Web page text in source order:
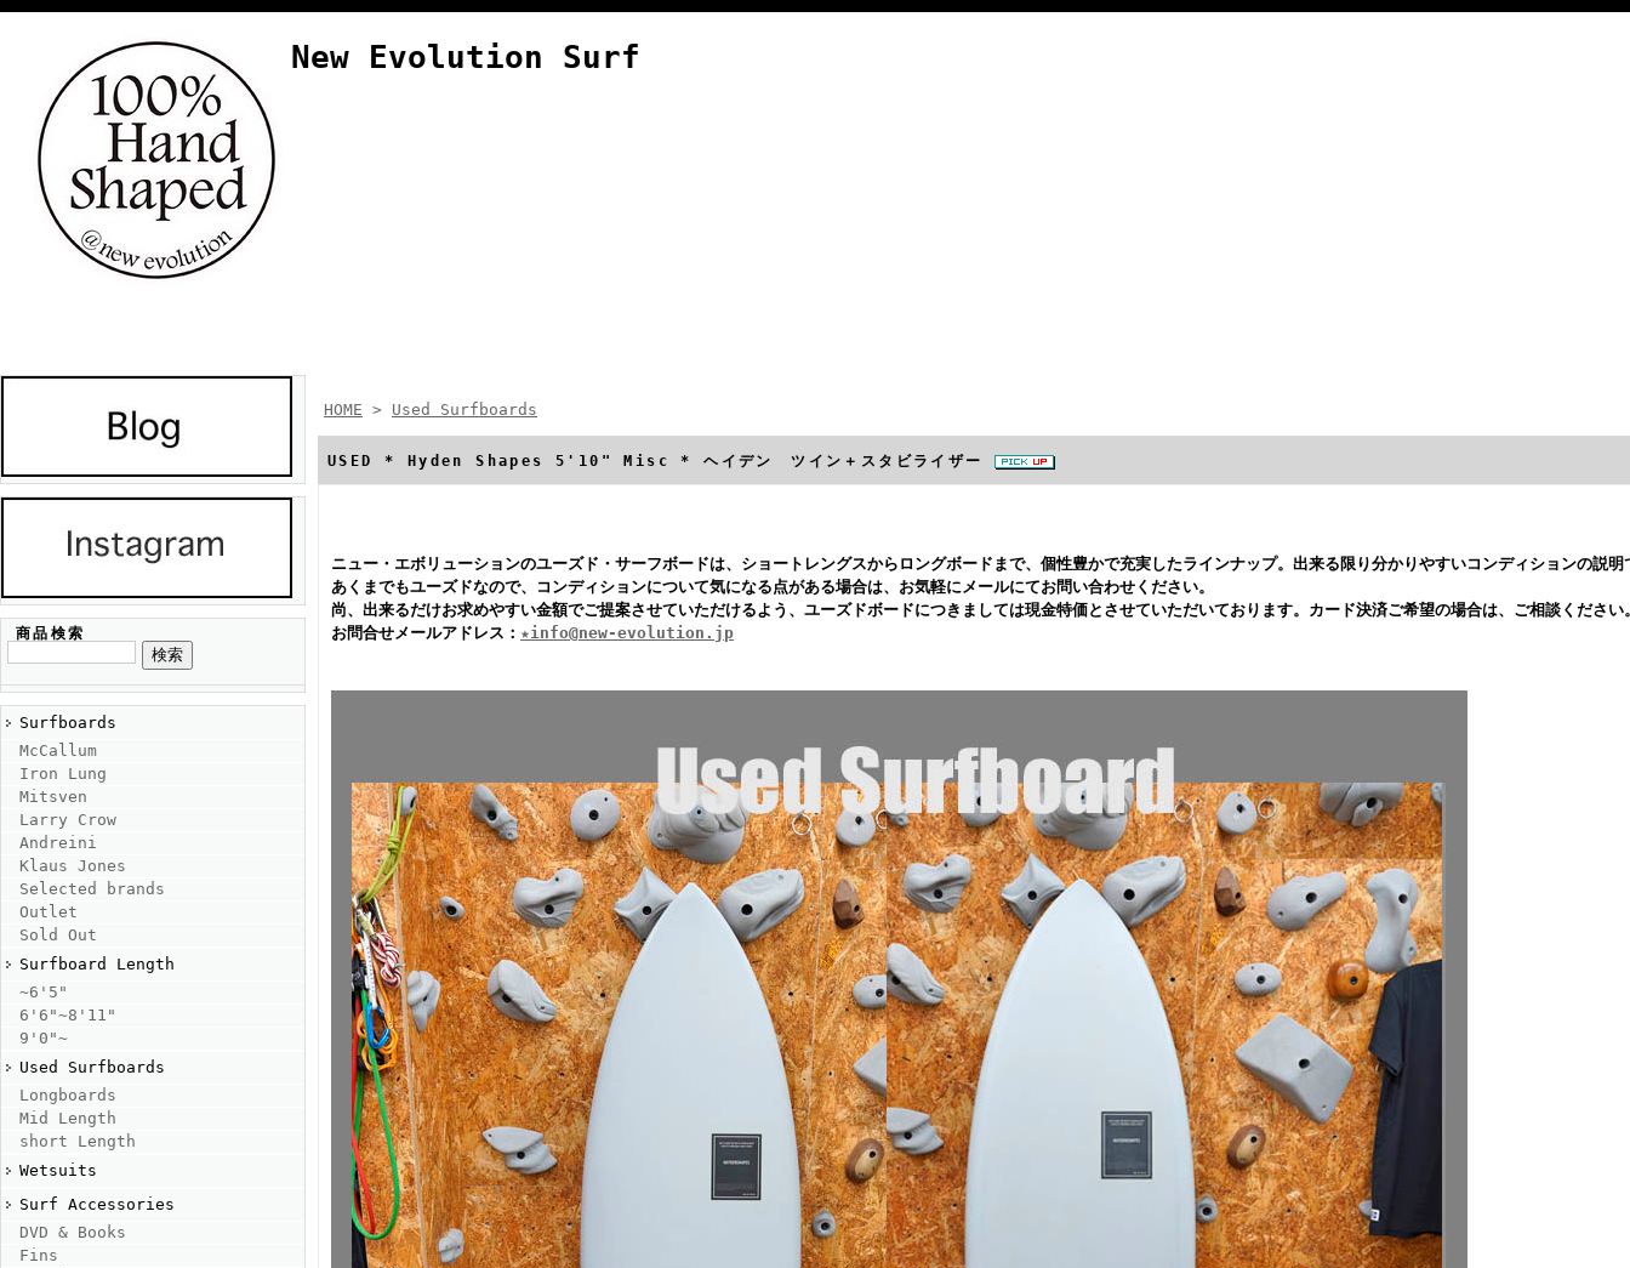
New Evolution Surf
商品検索
Surfboards
McCallum
Iron Lung
Mitsven
Larry Crow
Andreini
Klaus Jones
Selected brands
Outlet
Sold Out
Surfboard Length
~6'5"
6'6"~8'11"
9'0"~
Used Surfboards
Longboards
Mid Length
short Length
Wetsuits
Surf Accessories
DVD & Books
Fins
HOME > Used Surfboards
USED * Hyden Shapes 5'10" Misc * ヘイデン ツイン＋スタビライザー
ニュー・エボリューションのユーズド・サーフボードは、ショートレングスからロングボードまで、個性豊かで充実したラインナップ。出来る限り分かりやすいコンディションの説
あくまでもユーズドなので、コンディションについて気になる点がある場合は、お気軽にメールにてお問い合わせください。
尚、出来るだけお求めやすい金額でご提案させていただけるよう、ユーズドボードにつきましては現金特価とさせていただいております。カード決済ご希望の場合は、ご相談ください
お問合せメールアドレス： ★info@new-evolution.jp